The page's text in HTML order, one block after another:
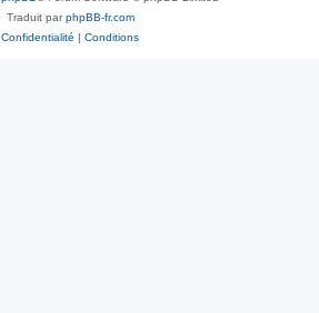
Traduit parphpBB-fr.com
Confidentialité | Conditions